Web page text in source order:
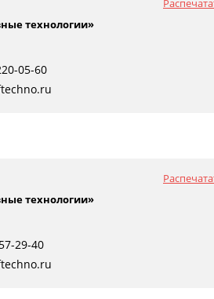
технологии»
05-60
технологии»
29-40